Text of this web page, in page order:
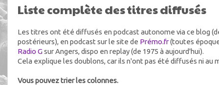
Liste complète des titres diffusés
Les titres ont été diffusés en podcast autonome via ce blog
postérieurs), en podcast sur le site de Prémo.fr(toutes
Radio Gsur Angers, dispo en replay (de 1975 à aujourd'hui).
Cela explique les doublons, car ils n'ont pas été diffusés ni
Vous pouvez trier les colonnes.